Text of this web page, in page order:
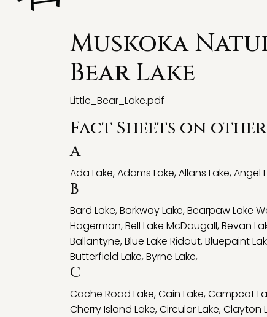
Muskoka
Bear Lake
Little_Bear_Lake.pdf
Fact Sheets on
A
Ada Lake,Adams Lake,Allans Lake,Angel
B
Bard Lake,Barkway Lake,Bearpaw Lake
Hagerman,Bell Lake McDougall,Bevan
Ballantyne,Blue Lake Ridout,Bluepaint
Butterfield Lake,Byrne Lake,
C
Cache Road Lake,Cain Lake,Campcot
Cherry Island Lake,Circular Lake,Clayton